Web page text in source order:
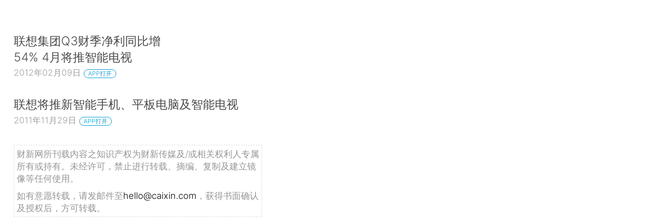
联想集团Q3财季净利同比增
54% 4月将推智能电视
2012年02月09日 APP打开
联想将推新智能手机、平板电脑及智能电视
2011年11月29日 APP打开
财新网所刊载内容之知识产权为财新传媒及/或相关权利人专属
所有或持有。未经许可，禁止进行转载、摘编、复制及建立镜
像等任何使用。
如有意愿转载，请发邮件至hello@caixin.com ，获得书面确认
及授权后，方可转载。